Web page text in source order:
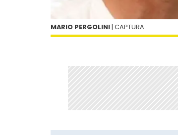
MARIO PERGOLINI | CAPTURA